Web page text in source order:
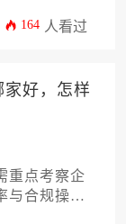
164 人看过
好，怎样
重点考察企
与合规操作